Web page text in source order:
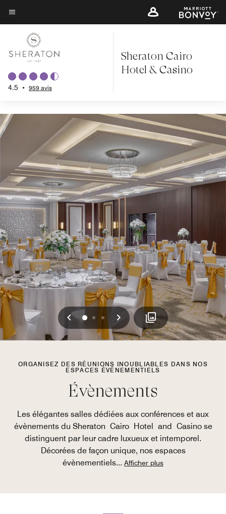
Skip
to
content
Texte du menu
4.5 • 959 avis
Sheraton Cairo
Hotel & Casino
Précédent
0 1 2 Suivant
ORGANISEZ DES RÉUNIONS INOUBLIABLES DANS NOS
ESPACES ÉVÉNEMENTIELS
Évènements
Les élégantes salles dédiées aux conférences et aux
évènements du Sheraton Cairo Hotel and Casino se
distinguent par leur cadre luxueux et intemporel.
Décorées de façon unique, nos espaces
évènementiels... Afficher plus